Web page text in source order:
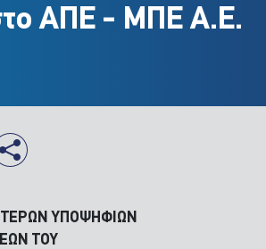
ΑΠΕ - ΜΠΕ Α.Ε.
ΥΠΟΨΗΦΙΩΝ
ΤΟΥ